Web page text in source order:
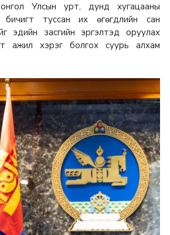
Улсын урт, дунд хугацааны
туссан их өгөгдлийн сан
эдийн засгийн эргэлтэд оруулах
ажил хэрэг болгох суурь алхам